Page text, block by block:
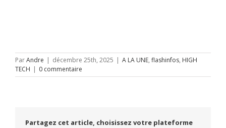
ParAndre | décembre 25th, 2025 | A LA UNE, flashinfos, HIGH
TECH | 0 commentaire
Partagez cet article, choisissez votre plateforme